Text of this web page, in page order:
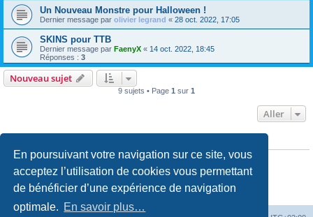
En poursuivant votre navigation sur ce site, vous
acceptez l’utilisation de cookies vous permettant
de bénéficier d’une expérience de navigation
optimale. En savoir plus…
Un Nouveau Monstre pour Halloween !
Dernier message par olivier legrand « 28 oct. 2022, 17:05
SKINS pour TTB
Dernier message par FaenyX « 14 oct. 2022, 18:45
Réponses : 3
Nouveau sujet
9 sujets • Page 1 sur 1
Aller
Vousne pouvez paspublier de nouveaux sujets dans ce forum
ne pouvez pasrépondre aux sujets dans ce forum
Vousne pouvez pasmodifier vos messages dans ce forum
Vousne pouvez passupprimer vos messages dans ce forum
transférer de pièces jointes dans ce forum